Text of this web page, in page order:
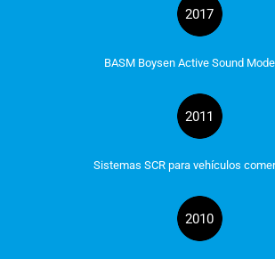
2017
BASM Boysen Active Sound
2011
Sistemas SCR para vehículos
2010